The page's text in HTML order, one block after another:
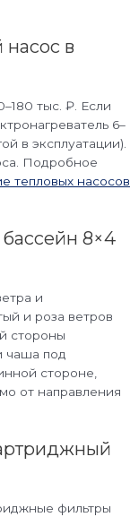
в
тыс. ₽. Если
6–
в эксплуатации).
Подробное
тепловых насосов
8×4
и
и роза ветров
стороны
чаша под
стороне,
от направления
фильтры